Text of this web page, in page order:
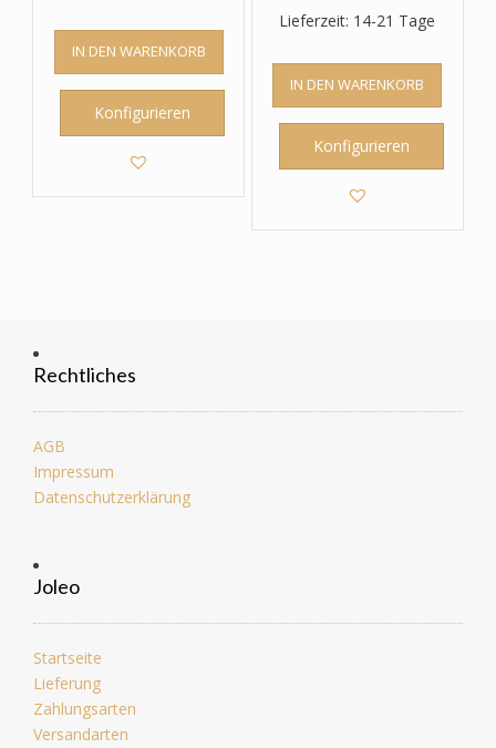
IN DEN WARENKORB
Konfigurieren
Lieferzeit: 14-21 Tage
IN DEN WARENKORB
Konfigurieren
Rechtliches
AGB
Impressum
Datenschutzerklärung
Joleo
Startseite
Lieferung
Zahlungsarten
Versandarten